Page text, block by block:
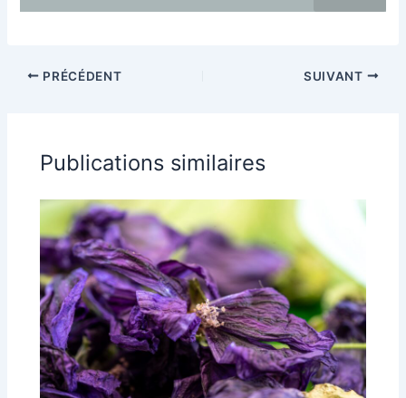
PRÉCÉDENT SUIVANT
Publications similaires